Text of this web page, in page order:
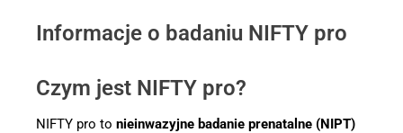
Informacje o badaniu NIFTY pro
Czym jest NIFTY pro?
NIFTY pro to nieinwazyjne badanie prenatalne (NIPT)